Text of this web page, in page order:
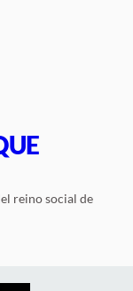
reino social de